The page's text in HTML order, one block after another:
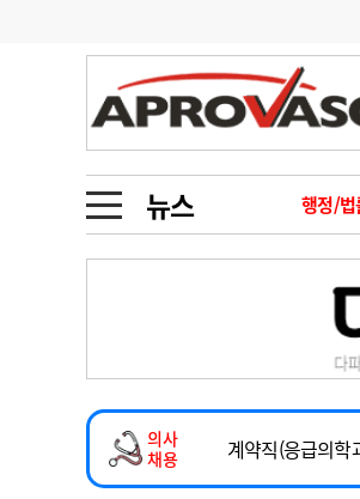
뉴스 행정/법
4
메디인포 인사
오피니언 칼럼
인물 초대석
동영상뉴스
포토뉴스
메디 Hospital 지역병원
인포메이션 행정처분
의사
채용
2026년 하반기
마취통증의학과
계약직(응급의학